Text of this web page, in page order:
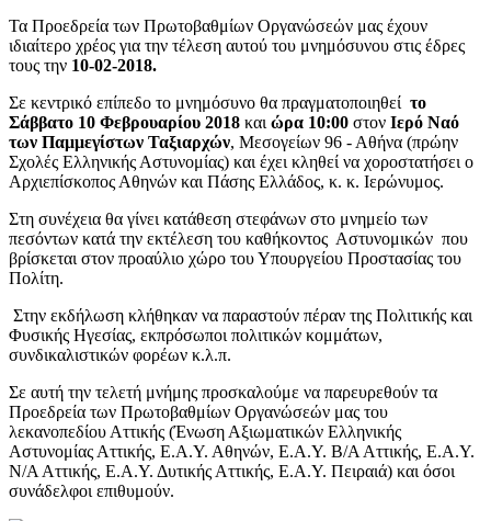
Τα Προεδρεία των Πρωτοβαθμίων Οργανώσεών μας έχουν
ιδιαίτερο χρέος για την τέλεση αυτού του μνημόσυνου στις έδρες
τους την 10-02-2018.
Σε κεντρικό επίπεδο το μνημόσυνο θα πραγματοποιηθεί το
Σάββατο 10 Φεβρουαρίου 2018 και ώρα 10:00 στον Ιερό Ναό
των Παμμεγίστων Ταξιαρχών, Μεσογείων 96 - Αθήνα (πρώην
Σχολές Ελληνικής Αστυνομίας) και έχει κληθεί να χοροστατήσει ο
Αρχιεπίσκοπος Αθηνών και Πάσης Ελλάδος, κ. κ. Ιερώνυμος.
Στη συνέχεια θα γίνει κατάθεση στεφάνων στο μνημείο των
πεσόντων κατά την εκτέλεση του καθήκοντος Αστυνομικών που
βρίσκεται στον προαύλιο χώρο του Υπουργείου Προστασίας του
Πολίτη.
Στην εκδήλωση κλήθηκαν να παραστούν πέραν της Πολιτικής και
Φυσικής Ηγεσίας, εκπρόσωποι πολιτικών κομμάτων,
συνδικαλιστικών φορέων κ.λ.π.
Σε αυτή την τελετή μνήμης προσκαλούμε να παρευρεθούν τα
Προεδρεία των Πρωτοβαθμίων Οργανώσεών μας του
λεκανοπεδίου Αττικής (Ένωση Αξιωματικών Ελληνικής
Αστυνομίας Αττικής, Ε.Α.Υ. Αθηνών, Ε.Α.Υ. Β/Α Αττικής, Ε.Α.Υ.
Ν/Α Αττικής, Ε.Α.Υ. Δυτικής Αττικής, Ε.Α.Υ. Πειραιά) και όσοι
συνάδελφοι επιθυμούν.